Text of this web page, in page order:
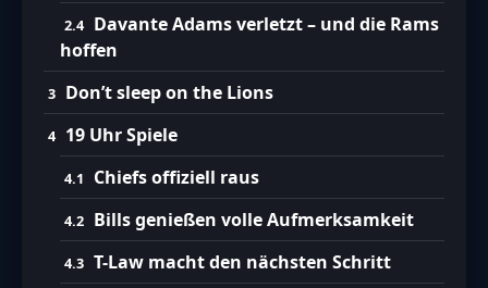
Davante Adams verletzt – und die Rams
hoffen
Don’t sleep on the Lions
19 Uhr Spiele
Chiefs offiziell raus
Bills genießen volle Aufmerksamkeit
T-Law macht den nächsten Schritt